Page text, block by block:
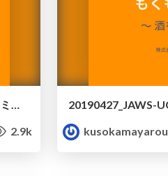
[2019.05.18]コミュニティリーダーズサミット in 高知 2019初鰹編 - コミュニテマーケティングおじさんのお話を聞いて感じたこと♪
2.9k
kusokamayarou